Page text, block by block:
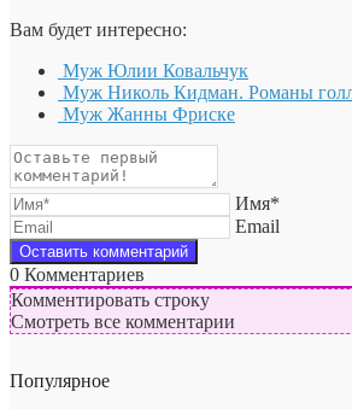
Вам будет интересно:
Муж Юлии Ковальчук
Муж Николь Кидман. Романы
Муж Жанны Фриске
Имя*
Email
0 Комментариев
Комментировать строку
Смотреть все комментарии
Популярное